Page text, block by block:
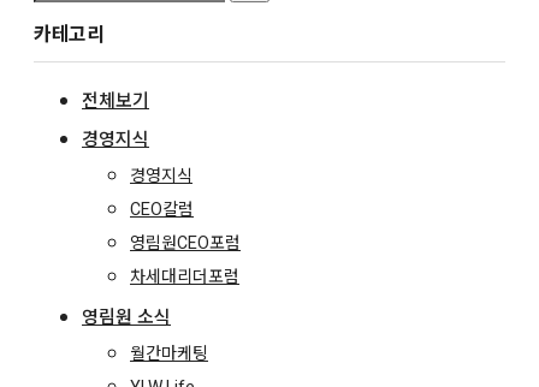
카테고리
전체보기
경영지식
경영지식
CEO칼럼
영림원CEO포럼
차세대리더포럼
영림원 소식
월간마케팅